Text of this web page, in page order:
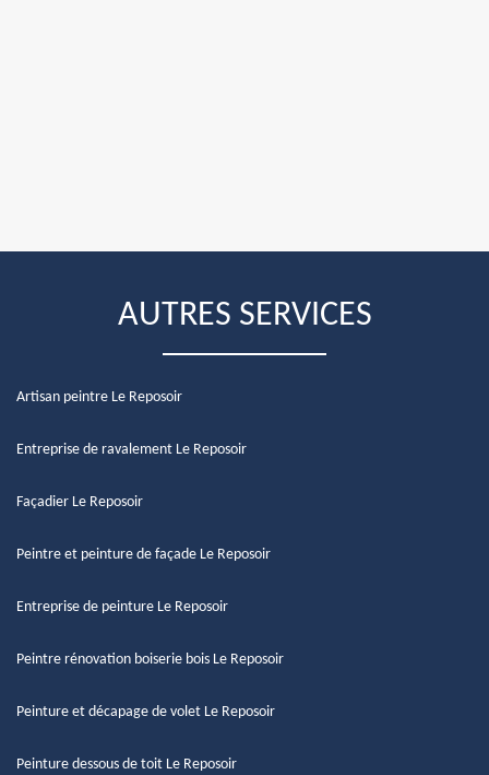
AUTRES SERVICES
Artisan peintre Le Reposoir
Entreprise de ravalement Le Reposoir
Façadier Le Reposoir
Peintre et peinture de façade Le Reposoir
Entreprise de peinture Le Reposoir
Peintre rénovation boiserie bois Le Reposoir
Peinture et décapage de volet Le Reposoir
Peinture dessous de toit Le Reposoir